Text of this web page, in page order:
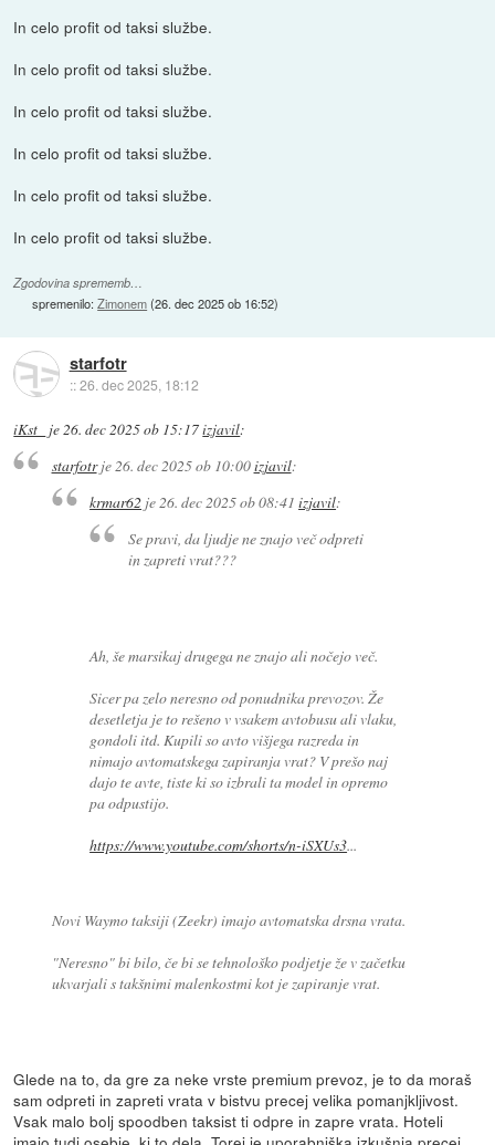
In celo profit od taksi službe.
In celo profit od taksi službe.
In celo profit od taksi službe.
In celo profit od taksi službe.
In celo profit od taksi službe.
In celo profit od taksi službe.
Zgodovina sprememb…
spremenilo:Zimonem(26. dec 2025 ob 16:52)
starfotr
::26. dec 2025, 18:12
iKst_ je 26. dec 2025 ob 15:17izjavil:
starfotrje26. dec 2025 ob 10:00izjavil:
krmar62 je26. dec 2025 ob 08:41 izjavil:
Se pravi, da ljudje ne znajo več odpreti
in zapreti vrat???
Ah, še marsikaj drugega ne znajo ali nočejo več.
Sicer pa zelo neresno od ponudnika prevozov. Že
desetletja je to rešeno v vsakem avtobusu ali vlaku,
gondoli itd. Kupili so avto višjega razreda in
nimajo avtomatskega zapiranja vrat? V prešo naj
dajo te avte, tiste ki so izbrali ta model in opremo
pa odpustijo.
https://www.youtube.com/shorts/n-iSXUs3...
Novi Waymo taksiji (Zeekr) imajo avtomatska drsna vrata.
"Neresno" bi bilo, če bi se tehnološko podjetje že v začetku
ukvarjali s takšnimi malenkostmi kot je zapiranje vrat.
Glede na to, da gre za neke vrste premium prevoz, je to da moraš
sam odpreti in zapreti vrata v bistvu precej velika pomanjkljivost.
Vsak malo bolj spoodben taksist ti odpre in zapre vrata. Hoteli